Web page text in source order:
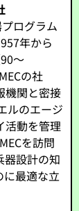
ログラム
年から
～
の社
機関と密接
ルのエージ
活動を管理
を訪問
器設計の知
に最適な立